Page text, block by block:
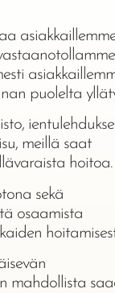
puolelta
meillä saat
hoitoa.
sekä
osaamista
mahdollista